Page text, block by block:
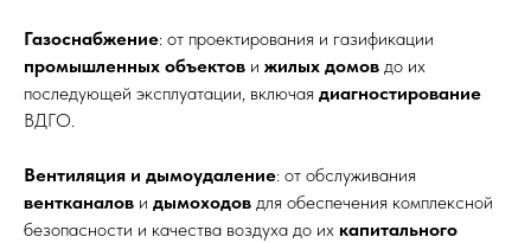
Газоснабжение: от проектирования и газификации
промышленных объектов и жилых домов до их
последующей эксплуатации, включая диагностирование
ВДГО.
Вентиляция и дымоудаление: от обслуживания
вентканалов и дымоходов для обеспечения комплексной
безопасности и качества воздуха до их капитального